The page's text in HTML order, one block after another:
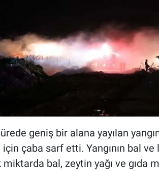
geniş bir alana yayılan
için çaba sarf etti. Yangının bal
bal, zeytin yağı ve gıda